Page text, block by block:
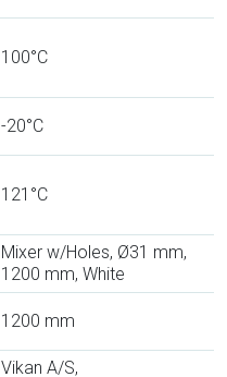
100°C
-20°C
121°C
Mixer w/Holes, Ø31 mm,
1200 mm, White
1200 mm
Vikan A/S,